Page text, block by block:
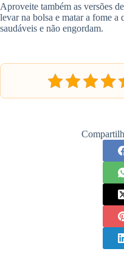
Aproveite também as versões de
levar na bolsa e matar a fome a
saudáveis e não engordam.